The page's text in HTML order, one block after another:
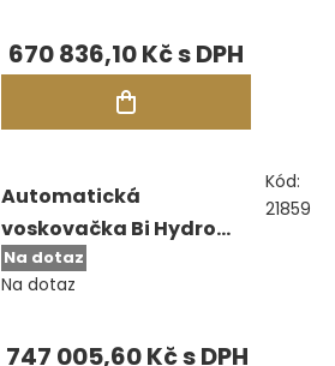
670 836,10 Kč
Na dotaz
Automatická
voskovačka Bi Hydro
Intuitive
Na dotaz
747 005,60 Kč
Kód:
21859